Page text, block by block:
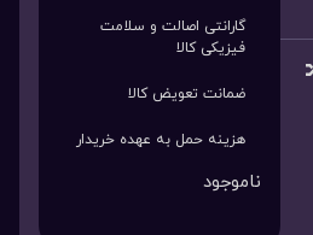
گارانتی اصالت و سلامت
فیزیکی کالا
ضمانت تعویض کالا
هزینه حمل به عهده خریدار
ناموجود